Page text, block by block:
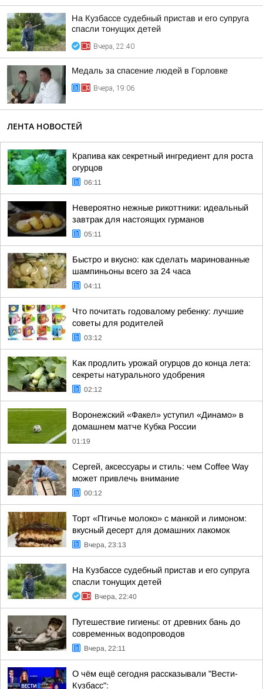
На Кузбассе судебный пристав и его супруга
спасли тонущих детей
Вчера, 22:40
Медаль за спасение людей в Горловке
Вчера, 19:06
ЛЕНТА НОВОСТЕЙ
Крапива как секретный ингредиент для роста
огурцов
06:11
Невероятно нежные рикоттники: идеальный
завтрак для настоящих гурманов
05:11
Быстро и вкусно: как сделать маринованные
шампиньоны всего за 24 часа
04:11
Что почитать годовалому ребенку: лучшие
советы для родителей
03:12
Как продлить урожай огурцов до конца лета:
секреты натурального удобрения
02:12
Воронежский «Факел» уступил «Динамо» в
домашнем матче Кубка России
01:19
Сергей, аксессуары и стиль: чем Coffee Way
может привлечь внимание
00:12
Торт «Птичье молоко» с манкой и лимоном:
вкусный десерт для домашних лакомок
Вчера, 23:13
На Кузбассе судебный пристав и его супруга
спасли тонущих детей
Вчера, 22:40
Путешествие гигиены: от древних бань до
современных водопроводов
Вчера, 22:11
О чём ещё сегодня рассказывали "Вести-
Кузбасс":